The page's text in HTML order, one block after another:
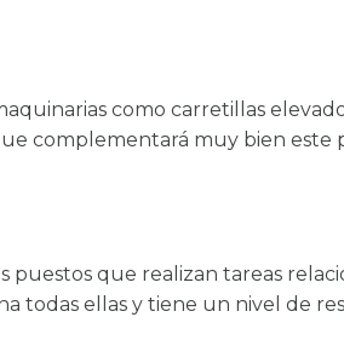
como carretillas
complementará muy bien este
que realizan tareas
todas ellas y tiene un nivel de